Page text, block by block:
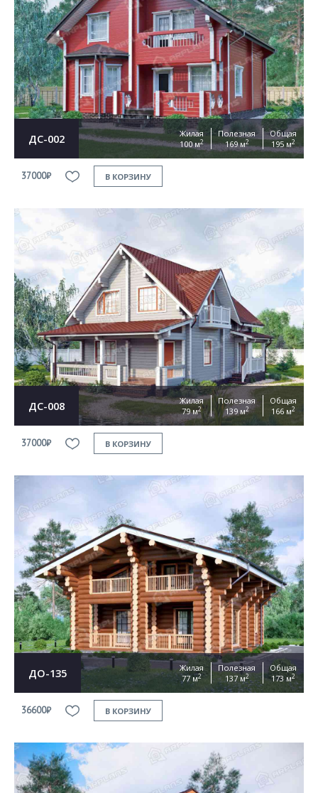
ДС-002
Жилая
100 м2
Полезная
169 м2
Общая
195 м2
37000₽ В КОРЗИНУ
ДС-008
Жилая
79 м2
Полезная
139 м2
Общая
166 м2
37000₽ В КОРЗИНУ
ДО-135
Жилая
77 м2
Полезная
137 м2
Общая
173 м2
36600₽ В КОРЗИНУ